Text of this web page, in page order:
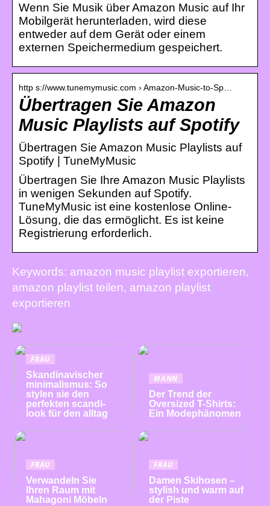
Wenn Sie Musik über Amazon Music auf Ihr
Mobilgerät herunterladen, wird diese
entweder auf dem Gerät oder einem
externen Speichermedium gespeichert.
http s://www.tunemymusic.com › Amazon-Music-to-Sp…
Übertragen Sie Amazon
Music Playlists auf Spotify
Übertragen Sie Amazon Music Playlists auf
Spotify | TuneMyMusic
Übertragen Sie Ihre Amazon Music Playlists
in wenigen Sekunden auf Spotify.
TuneMyMusic ist eine kostenlose Online-
Lösung, die das ermöglicht. Es ist keine
Registrierung erforderlich.
Keywords: amazon music playlist exportieren,
amazon playlist teilen, amazon playlist
exportieren
FRAU
Skandinavischer
minimalismus: So
stylen sie den
perfekten scandi-
look für den alltag
MANN
Der Trend der
Oversized T-Shirts:
Ein Modephänomen
FRAU
Verwandeln Sie
Ihren Raum mit
Mahagoni Möbeln
FRAU
Damen Skihosen –
stylish und warm auf
der Piste